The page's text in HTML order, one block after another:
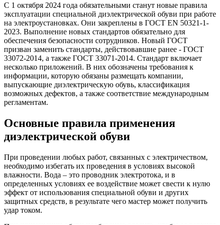
С 1 октября 2024 года обязательными станут новые правила
эксплуатации специальной диэлектрической обуви при работе
на электроустановках. Они закреплены в ГОСТ EN 50321-1-
2023. Выполнение новых стандартов обязательно для
обеспечения безопасности сотрудников. Новый ГОСТ
призван заменить стандарты, действовавшие ранее - ГОСТ
33072-2014, а также ГОСТ 33071-2014. Стандарт включает
несколько приложений. В них обозначены требования к
информации, которую обязаны размещать компании,
выпускающие диэлектрическую обувь, классификация
возможных дефектов, а также соответствие международным
регламентам.
Основные правила применения
диэлектрической обуви
При проведении любых работ, связанных с электричеством,
необходимо избегать их проведения в условиях высокой
влажности. Вода – это проводник электротока, и в
определенных условиях ее воздействие может свести к нулю
эффект от использования специальной обуви и других
защитных средств, в результате чего мастер может получить
удар током.